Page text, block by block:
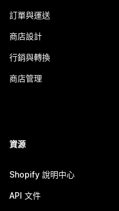
訂單與運送
商店設計
行銷與轉換
商店管理
資源
Shopify 說明中心
API 文件